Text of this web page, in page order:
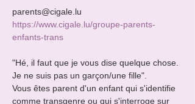
https://www.cigale.lu/groupe-parents-
enfants-trans
"Hé, il faut que je vous dise quelque chose.
Je ne suis pas un garçon/une fille".
Vous êtes parent d'un enfant qui s'identifie
comme transgenre ou qui s'interroge sur